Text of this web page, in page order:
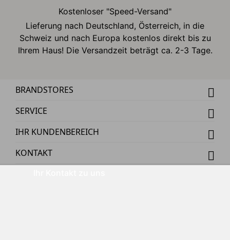
Kostenloser "Speed-Versand"
Lieferung nach Deutschland, Österreich, in die
Schweiz und nach Europa kostenlos direkt bis zu
Ihrem Haus! Die Versandzeit beträgt ca. 2-3 Tage.
BRANDSTORES
SERVICE
IHR KUNDENBEREICH
KONTAKT